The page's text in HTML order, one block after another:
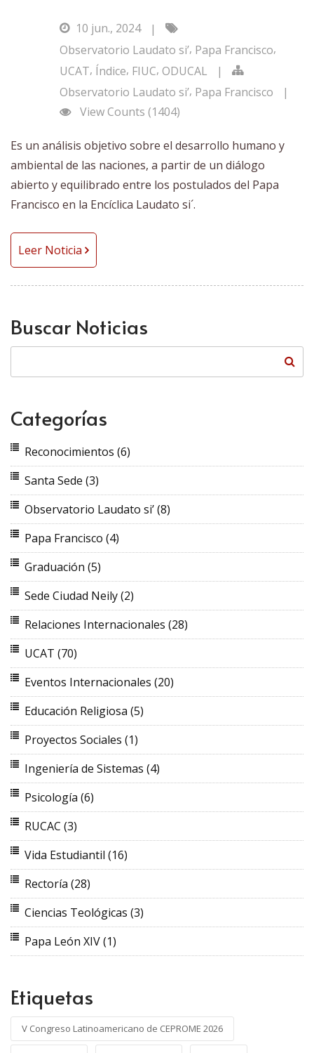
10 jun., 2024
|
Observatorio Laudato si’, Papa Francisco,
UCAT, Índice, FIUC, ODUCAL
|
Observatorio Laudato si’, Papa Francisco
|
View Counts (1404)
Es un análisis objetivo sobre el desarrollo humano y
ambiental de las naciones, a partir de un diálogo
abierto y equilibrado entre los postulados del Papa
Francisco en la Encíclica Laudato si´.
Leer Noticia
Buscar Noticias
Categorías
Reconocimientos (6)
Santa Sede (3)
Observatorio Laudato si’(8)
Papa Francisco (4)
Graduación (5)
Sede Ciudad Neily(2)
Relaciones Internacionales (28)
UCAT (70)
Eventos Internacionales (20)
Educación Religiosa (5)
Proyectos Sociales (1)
Ingeniería de Sistemas (4)
Psicología (6)
RUCAC (3)
Vida Estudiantil (16)
Rectoría (28)
Ciencias Teológicas (3)
Papa León XIV(1)
Etiquetas
V Congreso Latinoamericano de CEPROME 2026